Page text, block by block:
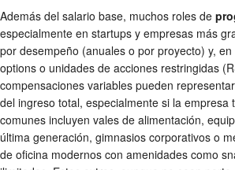
Además del salario base, muchos roles de
especialmente en startups y empresas más
por desempeño (anuales o por proyecto) y,
options o unidades de acciones restringidas
compensaciones variables pueden
del ingreso total, especialmente si la empresa
comunes incluyen vales de alimentación,
última generación, gimnasios corporativos o
de oficina modernos con amenidades como